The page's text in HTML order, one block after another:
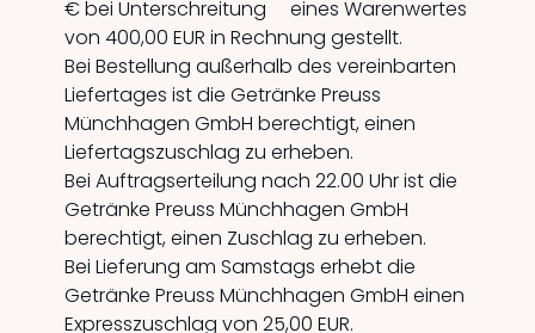
€ bei Unterschreitung eines Warenwertes
von 400,00 EUR in Rechnung gestellt.
Bei Bestellung außerhalb des vereinbarten
Liefertages ist die Getränke Preuss
Münchhagen GmbH berechtigt, einen
Liefertagszuschlag zu erheben.
Bei Auftragserteilung nach 22.00 Uhr ist die
Getränke Preuss Münchhagen GmbH
berechtigt, einen Zuschlag zu erheben.
Bei Lieferung am Samstags erhebt die
Getränke Preuss Münchhagen GmbH einen
Expresszuschlag von 25,00 EUR.